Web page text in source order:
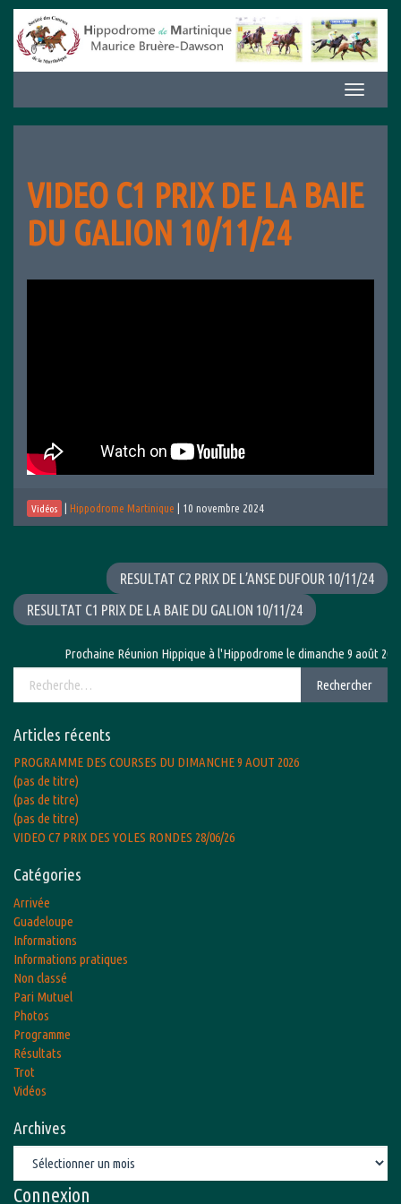
Aller
contenu
Afficher/
la
VIDEO C1 PRIX DE LA BAIE
DU GALION 10/11/24
Vidéos Hippodrome Martinique 10 novembre 2024
RESULTAT C2 PRIX DE L’ANSE DUFOUR 10/11/24
RESULTAT C1 PRIX DE LA BAIE DU GALION 10/11/24
Prochaine Réunion Hippique à l'Hippodrome le dimanche 9 août
Rechercher
Articles récents
PROGRAMME DES COURSES DU DIMANCHE 9 AOUT 2026
(pas de titre)
(pas de titre)
(pas de titre)
VIDEO C7 PRIX DES YOLES RONDES 28/06/26
Catégories
Arrivée
Guadeloupe
Informations
Informations pratiques
Non classé
Pari Mutuel
Photos
Programme
Résultats
Trot
Vidéos
Archives
Connexion